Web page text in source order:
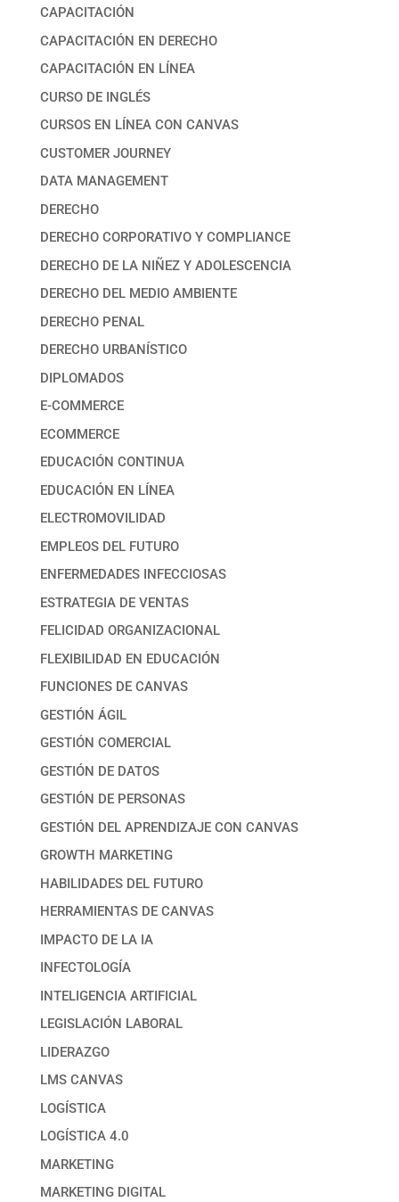
CAPACITACIÓN
CAPACITACIÓN EN DERECHO
CAPACITACIÓN EN LÍNEA
CURSO DE INGLÉS
CURSOS EN LÍNEA CON CANVAS
CUSTOMER JOURNEY
DATA MANAGEMENT
DERECHO
DERECHO CORPORATIVO Y COMPLIANCE
DERECHO DE LA NIÑEZ Y ADOLESCENCIA
DERECHO DEL MEDIO AMBIENTE
DERECHO PENAL
DERECHO URBANÍSTICO
DIPLOMADOS
E-COMMERCE
ECOMMERCE
EDUCACIÓN CONTINUA
EDUCACIÓN EN LÍNEA
ELECTROMOVILIDAD
EMPLEOS DEL FUTURO
ENFERMEDADES INFECCIOSAS
ESTRATEGIA DE VENTAS
FELICIDAD ORGANIZACIONAL
FLEXIBILIDAD EN EDUCACIÓN
FUNCIONES DE CANVAS
GESTIÓN ÁGIL
GESTIÓN COMERCIAL
GESTIÓN DE DATOS
GESTIÓN DE PERSONAS
GESTIÓN DEL APRENDIZAJE CON CANVAS
GROWTH MARKETING
HABILIDADES DEL FUTURO
HERRAMIENTAS DE CANVAS
IMPACTO DE LA IA
INFECTOLOGÍA
INTELIGENCIA ARTIFICIAL
LEGISLACIÓN LABORAL
LIDERAZGO
LMS CANVAS
LOGÍSTICA
LOGÍSTICA 4.0
MARKETING
MARKETING DIGITAL